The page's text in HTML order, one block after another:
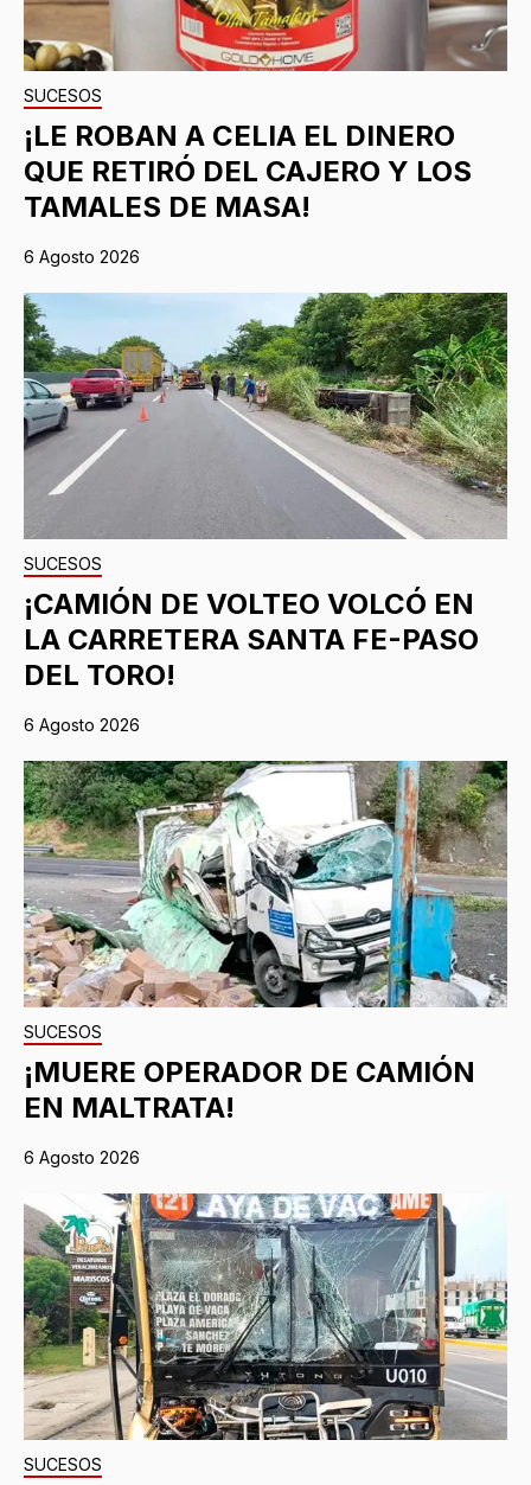
SUCESOS
¡LE ROBAN A CELIA EL DINERO
QUE RETIRÓ DEL CAJERO Y LOS
TAMALES DE MASA!
6 Agosto 2026
SUCESOS
¡CAMIÓN DE VOLTEO VOLCÓ EN
LA CARRETERA SANTA FE-PASO
DEL TORO!
6 Agosto 2026
SUCESOS
¡MUERE OPERADOR DE CAMIÓN
EN MALTRATA!
6 Agosto 2026
SUCESOS